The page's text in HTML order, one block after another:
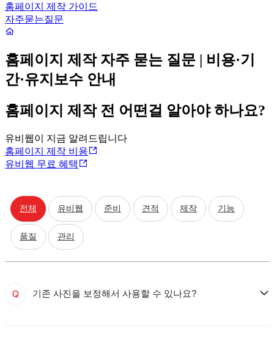
홈페이지 제작 가이드
자주묻는질문
홈페이지 제작 자주 묻는 질문 | 비용·기
간·유지보수 안내
홈페이지 제작 전 어떤걸 알아야 하나요?
유비웹이 지금 알려드립니다
홈페이지 제작 비용
유비웹 무료 혜택
전체 유비웹 준비 견적 제작 기능
품질 관리
기존 사진을 보정해서 사용할 수 있나요?